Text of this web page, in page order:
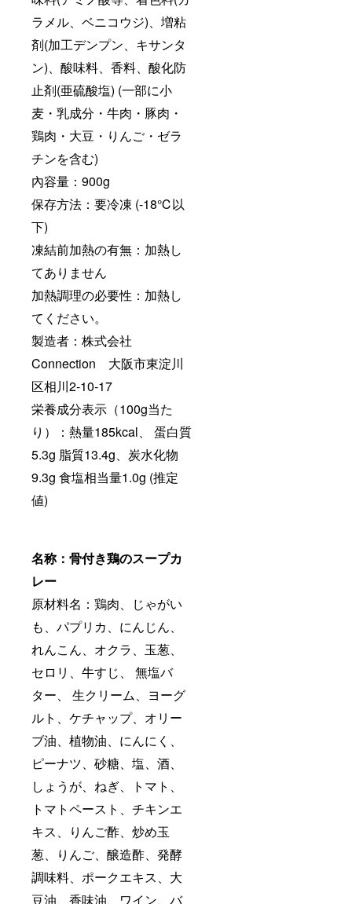
ラメル、ベニコウジ)、増粘
剤(加工デンプン、キサンタ
ン)、酸味料、香料、酸化防
止剤(亜硫酸塩) (一部に小
麦・乳成分・牛肉・豚肉・
鶏肉・大豆・りんご・ゼラ
チンを含む)
內容量：900g
保存方法：要冷凍 (-18℃以
下)
凍結前加熱の有無：加熱し
てありません
加熱調理の必要性：加熱し
てください。
製造者：株式会社
Connection 大阪市東淀川
区相川2-10-17
栄養成分表示（100g当た
り）：熱量185kcal、 蛋白質
5.3g 脂質13.4g、炭水化物
9.3g 食塩相当量1.0g (推定
値)
名称：骨付き鶏のスープカ
レー
原材料名：鶏肉、じゃがい
も、パプリカ、にんじん、
れんこん、オクラ、玉葱、
セロリ、牛すじ、 無塩バ
ター、 生クリーム、ヨーグ
ルト、ケチャップ、オリー
ブ油、植物油、にんにく、
ピーナツ、砂糖、塩、酒、
しょうが、ねぎ、トマト、
トマトペースト、チキンエ
キス、りんご酢、炒め玉
葱、りんご、醸造酢、発酵
調味料、ポークエキス、大
豆油、香味油、ワイン、バ